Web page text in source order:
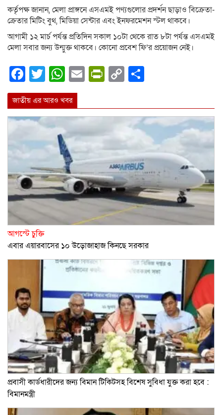
কর্তৃপক্ষ জানান, মেলা প্রাঙ্গনে এসএমই পণ্যগুলোর প্রদর্শন ছাড়াও বিক্রেতা-
ক্রেতার মিটিং বুথ, মিডিয়া সেন্টার এবং ইনফরমেশন স্টল থাকবে।
আগামী ১২ মার্চ পর্যন্ত প্রতিদিন সকাল ১০টা থেকে রাত ৮টা পর্যন্ত এসএমই
মেলা সবার জন্য উন্মুক্ত থাকবে। কোনো প্রবেশ ফি’র প্রয়োজন নেই।
Facebook
Twitter
WhatsApp
EmailPrintFriendly
Copy
জাতীয় এর আরও খবর
আগস্টে চুক্তি
এবার এয়ারবাসের ১০ উড়োজাহাজ কিনছে সরকার
প্রবাসী কার্ডধারীদের জন্য বিমান টিকিটসহ বিশেষ সুবিধা যুক্ত করা হবে :
বিমানমন্ত্রী